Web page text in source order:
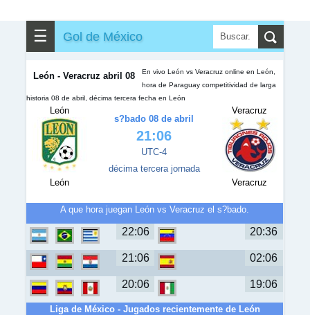
☰ Gol de México
León - Veracruz abril 08
En vivo León vs Veracruz online en León,
hora de Paraguay competitividad de larga
historia 08 de abril, décima tercera fecha en León
León
León
s?bado 08 de abril
21:06
UTC-4
décima tercera jornada
Veracruz
Veracruz
A que hora juegan León vs Veracruz el s?bado.
22:06 20:36
21:06 02:06
20:06 19:06
Liga de México - Jugados recientemente de León